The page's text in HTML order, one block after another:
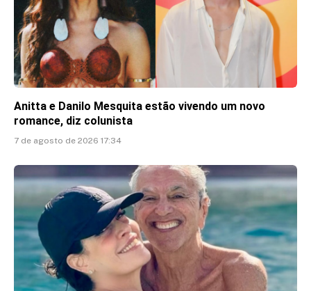
Anitta e Danilo Mesquita estão vivendo um novo
romance, diz colunista
7 de agosto de 2026 17:34